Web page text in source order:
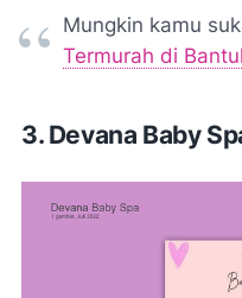
Mungkin kamu
Termurah di
3. Devana Baby